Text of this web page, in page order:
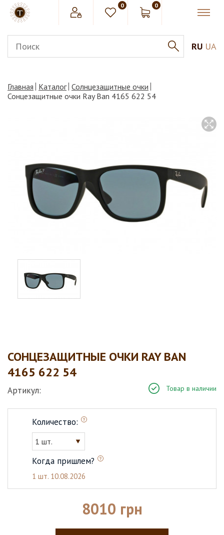
0 0
RU UA
Главная Каталог Солнцезащитные очки
Сонцезащитные очки Ray Ban 4165 622 54
СОНЦЕЗАЩИТНЫЕ ОЧКИ RAY BAN
4165 622 54
Артикул: Товар в наличии
Количество:
1 шт.
Когда пришлем?
1 шт. 10.08.2026
8010 грн